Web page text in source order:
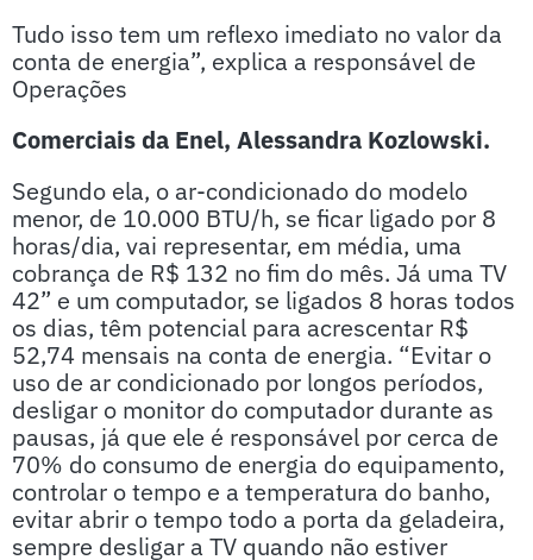
Tudo isso tem um reflexo imediato no valor da
conta de energia”, explica a responsável de
Operações
Comerciais da Enel, Alessandra Kozlowski.
Segundo ela, o ar-condicionado do modelo
menor, de 10.000 BTU/h, se ficar ligado por 8
horas/dia, vai representar, em média, uma
cobrança de R$ 132 no fim do mês. Já uma TV
42” e um computador, se ligados 8 horas todos
os dias, têm potencial para acrescentar R$
52,74 mensais na conta de energia. “Evitar o
uso de ar condicionado por longos períodos,
desligar o monitor do computador durante as
pausas, já que ele é responsável por cerca de
70% do consumo de energia do equipamento,
controlar o tempo e a temperatura do banho,
evitar abrir o tempo todo a porta da geladeira,
sempre desligar a TV quando não estiver